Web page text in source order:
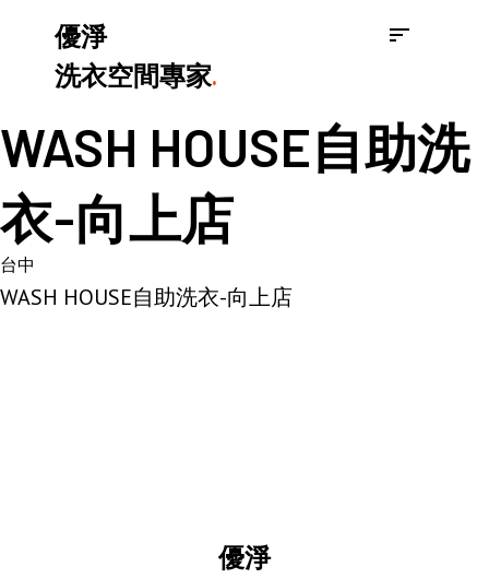
優淨
洗衣空間專家.
WASH HOUSE自助洗
衣-向上店
台中
WASH HOUSE自助洗衣-向上店
優淨